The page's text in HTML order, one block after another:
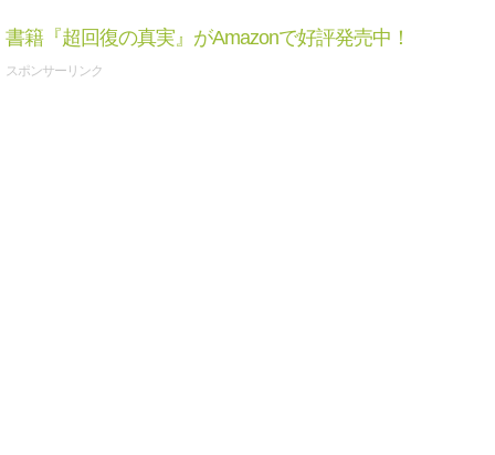
書籍『超回復の真実』がAmazonで好評発売中！
スポンサーリンク